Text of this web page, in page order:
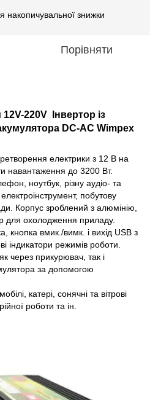
накопичувальної знижки
Порівняти
220V Інвертор із
DC-AC Wimpex
електрики з 12 В на
навантаження до 3200 Вт.
ноутбук, різну аудіо- та
побутову
Корпус зроблений з алюмінію,
для охолодження приладу.
кнопка вмик./вимк. і вихід USB з
індикатори режимів роботи.
через прикурювач, так і
за допомогою
катері, сонячні та вітрові
роботи та ін.